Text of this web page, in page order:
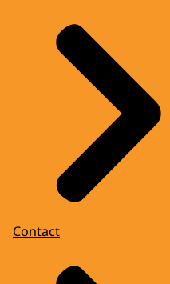
Contact